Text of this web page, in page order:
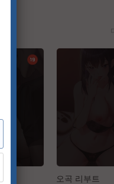
오곡 리부트